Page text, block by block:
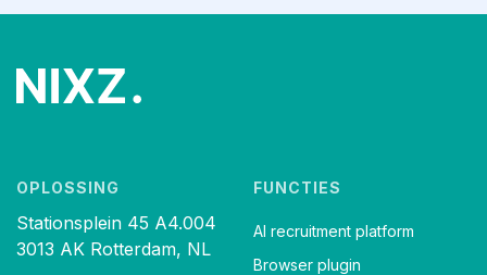
OPLOSSING
Stationsplein 45 A4.004
3013 AK Rotterdam, NL
FUNCTIES
AI recruitment platform
Browser plugin